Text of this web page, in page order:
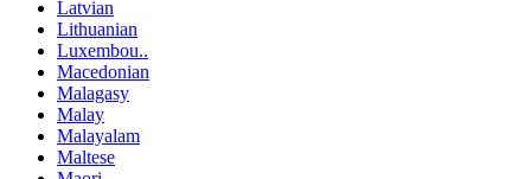
Latvian
Lithuanian
Luxembou..
Macedonian
Malagasy
Malay
Malayalam
Maltese